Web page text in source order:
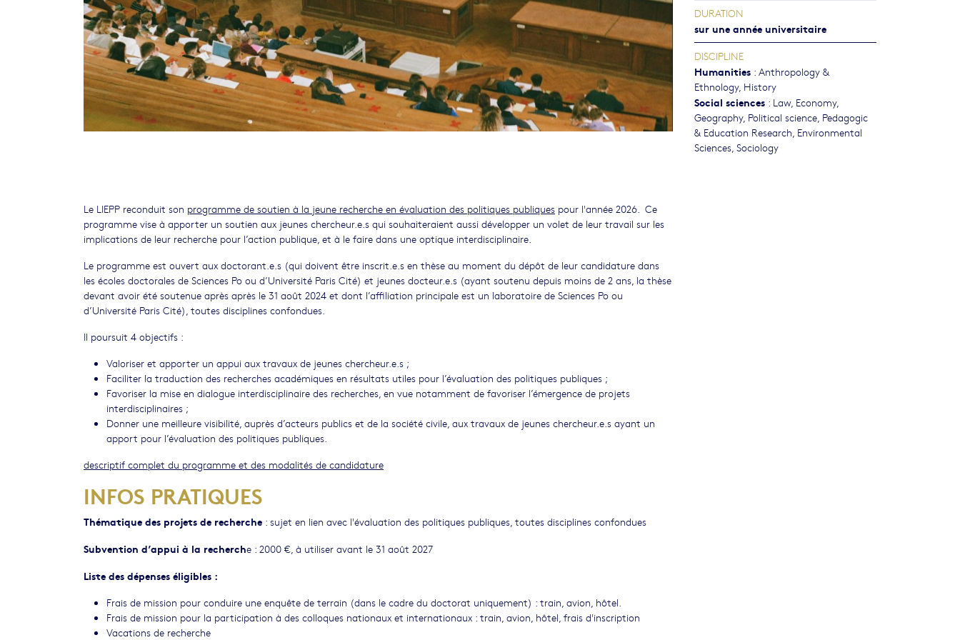
Le LIEPP reconduit son programme de soutien à la jeune recherche en évaluation des politiques publiques pour l'année 2026. Ce
programme vise à apporter un soutien aux jeunes chercheur.e.s qui souhaiteraient aussi développer un volet de leur travail sur les
implications de leur recherche pour l’action publique, et à le faire dans une optique interdisciplinaire.
Le programme est ouvert aux doctorant.e.s (qui doivent être inscrit.e.s en thèse au moment du dépôt de leur candidature dans
les écoles doctorales de Sciences Po ou d’Université Paris Cité) et jeunes docteur.e.s (ayant soutenu depuis moins de 2 ans, la thèse
devant avoir été soutenue après après le 31 août 2024 et dont l’affiliation principale est un laboratoire de Sciences Po ou
d’Université Paris Cité), toutes disciplines confondues.
Il poursuit 4 objectifs :
Valoriser et apporter un appui aux travaux de jeunes chercheur.e.s ;
Faciliter la traduction des recherches académiques en résultats utiles pour l’évaluation des politiques publiques ;
Favoriser la mise en dialogue interdisciplinaire des recherches, en vue notamment de favoriser l’émergence de projets
interdisciplinaires ;
Donner une meilleure visibilité, auprès d’acteurs publics et de la société civile, aux travaux de jeunes chercheur.e.s ayant un
apport pour l’évaluation des politiques publiques.
descriptif complet du programme et des modalités de candidature
INFOS PRATIQUES
Thématique des projets de recherche : sujet en lien avec l'évaluation des politiques publiques, toutes disciplines confondues
Subvention d’appui à la recherche : 2000 €, à utiliser avant le 31 août 2027
Liste des dépenses éligibles :
Frais de mission pour conduire une enquête de terrain (dans le cadre du doctorat uniquement) : train, avion, hôtel.
Frais de mission pour la participation à des colloques nationaux et internationaux : train, avion, hôtel, frais d'inscription
Vacations de recherche
DURATION
sur une année universitaire
DISCIPLINE
Humanities : Anthropology &
Ethnology, History
Social sciences : Law, Economy,
Geography, Political science Pedagogic
& Education Research Environmental
Sciences Sociology